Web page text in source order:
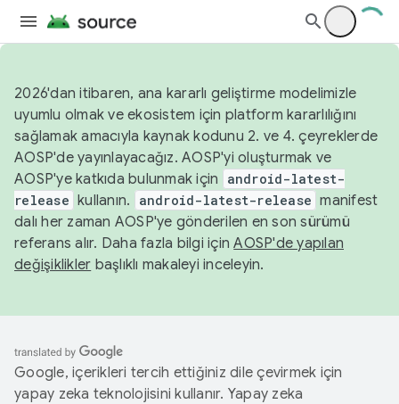
2026'dan itibaren, ana kararlı geliştirme modelimizle
uyumlu olmak ve ekosistem için platform kararlılığını
sağlamak amacıyla kaynak kodunu 2. ve 4. çeyreklerde
AOSP'de yayınlayacağız. AOSP'yi oluşturmak ve
AOSP'ye katkıda bulunmak için
android-latest-
release kullanın. android-latest-release manifest
dalı her zaman AOSP'ye gönderilen en son sürümü
referans alır. Daha fazla bilgi içinAOSP'de yapılan
değişiklikler başlıklı makaleyi inceleyin.
Google, içerikleri tercih ettiğiniz dile çevirmek için
yapay zeka teknolojisini kullanır. Yapay zeka